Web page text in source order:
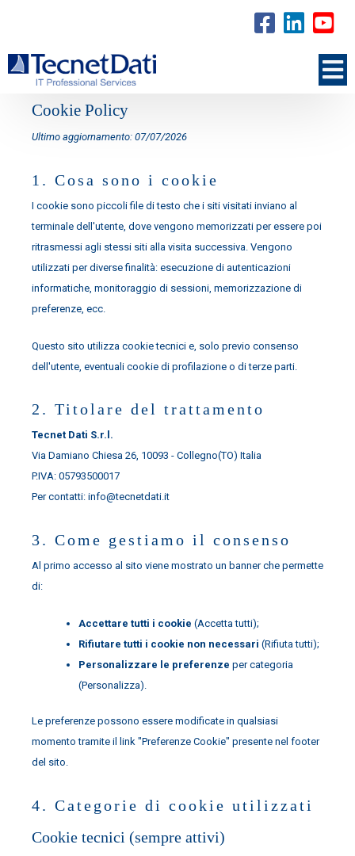
Cookie Policy
Ultimo aggiornamento: 07/07/2026
1. Cosa sono i cookie
I cookie sono piccoli file di testo che i siti visitati inviano al
terminale dell'utente, dove vengono memorizzati per essere poi
ritrasmessi agli stessi siti alla visita successiva. Vengono
utilizzati per diverse finalità: esecuzione di autenticazioni
informatiche, monitoraggio di sessioni, memorizzazione di
preferenze, ecc.
Questo sito utilizza cookie tecnici e, solo previo consenso
dell'utente, eventuali cookie di profilazione o di terze parti.
2. Titolare del trattamento
Tecnet Dati S.r.l.
Via Damiano Chiesa 26, 10093 - Collegno(TO) Italia
P.IVA: 05793500017
Per contatti: info@tecnetdati.it
3. Come gestiamo il consenso
Al primo accesso al sito viene mostrato un banner che permette
di:
Accettare tutti i cookie (Accetta tutti);
Rifiutare tutti i cookie non necessari (Rifiuta tutti);
Personalizzare le preferenze per categoria
(Personalizza).
Le preferenze possono essere modificate in qualsiasi
momento tramite il link "Preferenze Cookie" presente nel footer
del sito.
4. Categorie di cookie utilizzati
Cookie tecnici (sempre attivi)